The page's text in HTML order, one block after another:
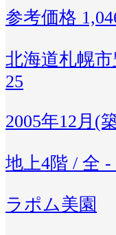
参考価格
北海道札幌
25
2005年12月(
地上4階 / 全 -
ラポム美園